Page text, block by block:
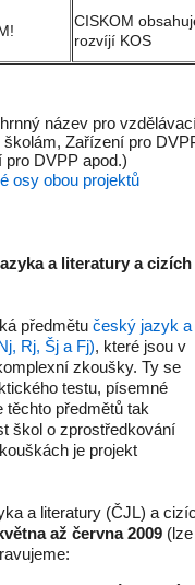
CISKOM
rozvíjí KOS
název pro
Zařízení pro
DVPP apod.)
osy obou projektů
a literatury a cizích
předmětu český jazyk a
Rj, Šj a Fj), které jsou v
zkoušky. Ty se
testu, písemné
těchto předmětů tak
škol o zprostředkování
je projekt
a literatury (ČJL) a
až června 2009 (lze